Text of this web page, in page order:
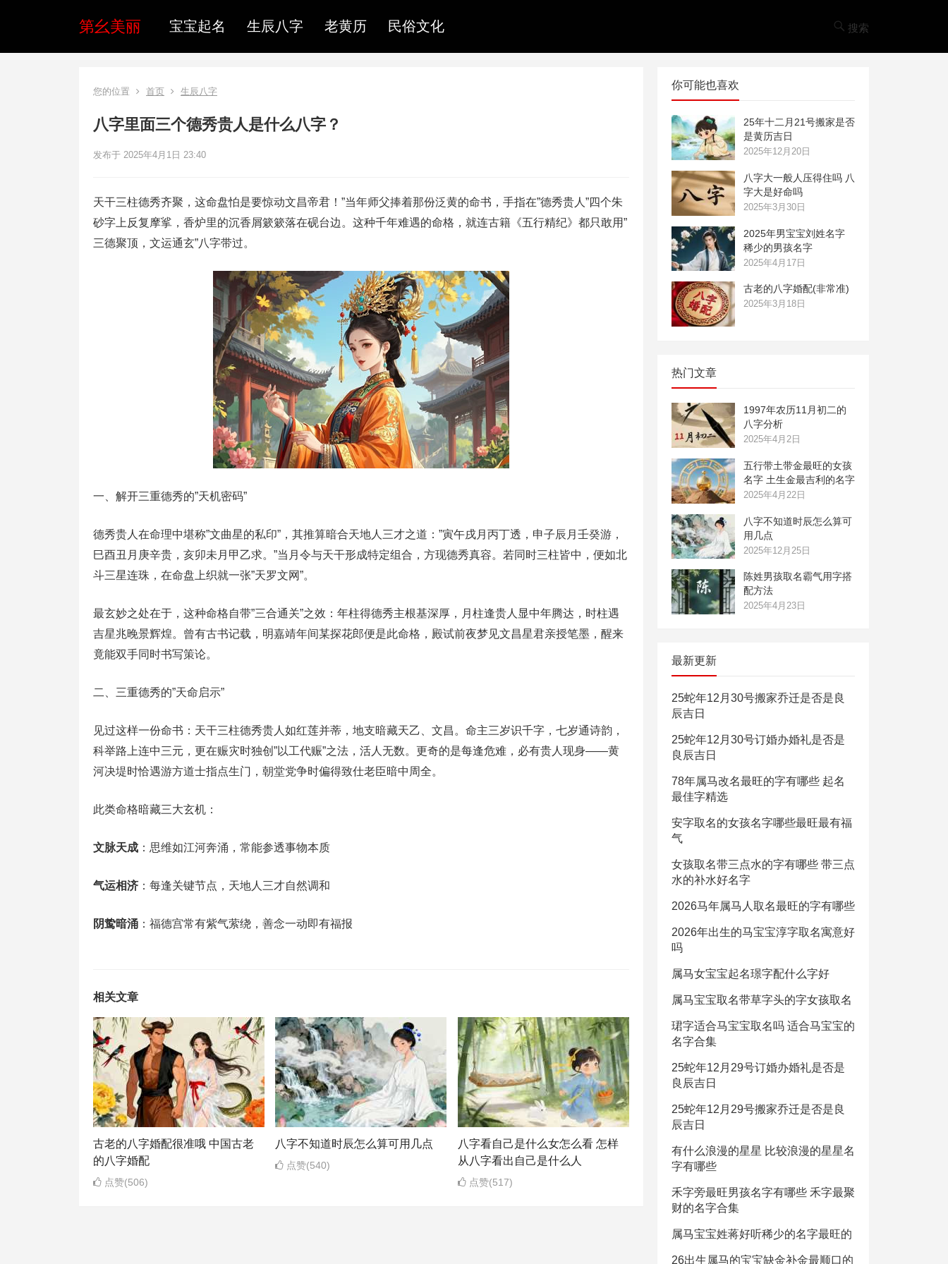
第幺美丽 宝宝起名 生辰八字 老黄历 民俗文化 搜索
您的位置 首页 生辰八字
八字里面三个德秀贵人是什么八字？
发布于 2025年4月1日 23:40
天干三柱德秀齐聚，这命盘怕是要惊动文昌帝君！”当年师父捧着那份泛黄的命书，手指在”德秀贵人”四个朱
砂字上反复摩挲，香炉里的沉香屑簌簌落在砚台边。这种千年难遇的命格，就连古籍《五行精纪》都只敢用”
三德聚顶，文运通玄”八字带过。
一、解开三重德秀的”天机密码”
德秀贵人在命理中堪称”文曲星的私印”，其推算暗合天地人三才之道：”寅午戌月丙丁透，申子辰月壬癸游，
巳酉丑月庚辛贵，亥卯未月甲乙求。”当月令与天干形成特定组合，方现德秀真容。若同时三柱皆中，便如北
斗三星连珠，在命盘上织就一张”天罗文网”。
最玄妙之处在于，这种命格自带”三合通关”之效：年柱得德秀主根基深厚，月柱逢贵人显中年腾达，时柱遇
吉星兆晚景辉煌。曾有古书记载，明嘉靖年间某探花郎便是此命格，殿试前夜梦见文昌星君亲授笔墨，醒来
竟能双手同时书写策论。
二、三重德秀的”天命启示”
见过这样一份命书：天干三柱德秀贵人如红莲并蒂，地支暗藏天乙、文昌。命主三岁识千字，七岁通诗韵，
科举路上连中三元，更在赈灾时独创”以工代赈”之法，活人无数。更奇的是每逢危难，必有贵人现身——黄
河决堤时恰遇游方道士指点生门，朝堂党争时偏得致仕老臣暗中周全。
此类命格暗藏三大玄机：
文脉天成 ‌：思维如江河奔涌，常能参透事物本质
气运相济 ‌：每逢关键节点，天地人三才自然调和
阴鸷暗涌 ‌：福德宫常有紫气萦绕，善念一动即有福报
相关文章
古老的八字婚配很准哦 中国古老
的八字婚配
点赞(506)
八字不知道时辰怎么算可用几点
点赞(540)
八字看自己是什么女怎么看 怎样
从八字看出自己是什么人
点赞(517)
你可能也喜欢
25年十二月21号搬家是否
是黄历吉日
2025年12月20日
八字大一般人压得住吗 八
字大是好命吗
2025年3月30日
2025年男宝宝刘姓名字
稀少的男孩名字
2025年4月17日
古老的八字婚配(非常准)
2025年3月18日
热门文章
1997年农历11月初二的
八字分析
2025年4月2日
五行带土带金最旺的女孩
名字 土生金最吉利的名字
2025年4月22日
八字不知道时辰怎么算可
用几点
2025年12月25日
陈姓男孩取名霸气用字搭
配方法
2025年4月23日
最新更新
25蛇年12月30号搬家乔迁是否是良
辰吉日
25蛇年12月30号订婚办婚礼是否是
良辰吉日
78年属马改名最旺的字有哪些 起名
最佳字精选
安字取名的女孩名字哪些最旺最有福
气
女孩取名带三点水的字有哪些 带三点
水的补水好名字
2026马年属马人取名最旺的字有哪些
2026年出生的马宝宝淳字取名寓意好
吗
属马女宝宝起名璟字配什么字好
属马宝宝取名带草字头的字女孩取名
珺字适合马宝宝取名吗 适合马宝宝的
名字合集
25蛇年12月29号订婚办婚礼是否是
良辰吉日
25蛇年12月29号搬家乔迁是否是良
辰吉日
有什么浪漫的星星 比较浪漫的星星名
字有哪些
禾字旁最旺男孩名字有哪些 禾字最聚
财的名字合集
属马宝宝姓蒋好听稀少的名字最旺的
26出生属马的宝宝缺金补金最顺口的